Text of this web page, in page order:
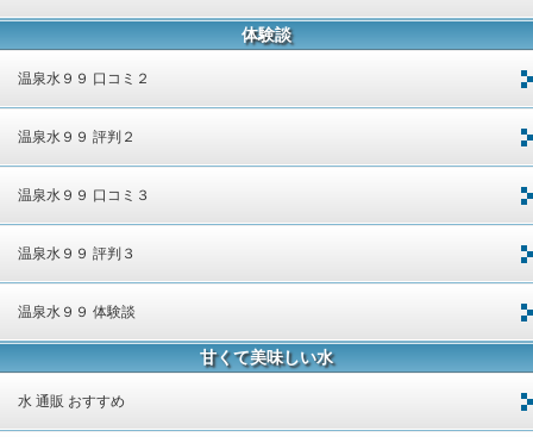
体験談
温泉水９９ 口コミ２
温泉水９９ 評判２
温泉水９９ 口コミ３
温泉水９９ 評判３
温泉水９９ 体験談
甘くて美味しい水
水 通販 おすすめ